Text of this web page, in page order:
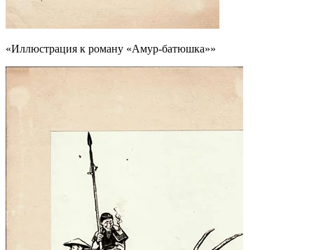
«Иллюстрация к роману «Амур-батюшка»»